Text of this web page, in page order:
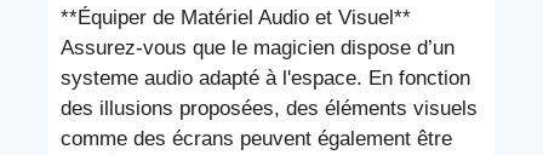
**Équiper de Matériel Audio et Visuel**
Assurez-vous que le magicien dispose d’un
systeme audio adapté à l'espace. En fonction
des illusions proposées, des éléments visuels
comme des écrans peuvent également être